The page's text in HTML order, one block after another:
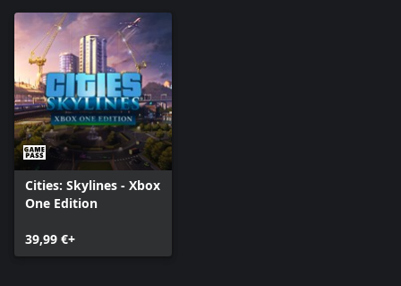
Cities: Skylines - Xbox
One Edition
39,99 €+